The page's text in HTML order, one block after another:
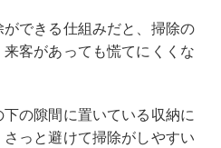
できる仕組みだと、掃除の
客があっても慌てにくくな
の隙間に置いている収納に
っと避けて掃除がしやすい